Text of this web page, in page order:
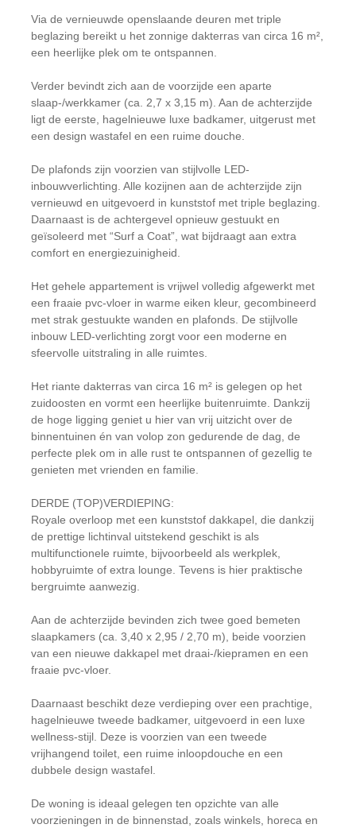
Via de vernieuwde openslaande deuren met triple
beglazing bereikt u het zonnige dakterras van circa 16 m²,
een heerlijke plek om te ontspannen.
Verder bevindt zich aan de voorzijde een aparte
slaap-/werkkamer (ca. 2,7 x 3,15 m). Aan de achterzijde
ligt de eerste, hagelnieuwe luxe badkamer, uitgerust met
een design wastafel en een ruime douche.
De plafonds zijn voorzien van stijlvolle LED-
inbouwverlichting. Alle kozijnen aan de achterzijde zijn
vernieuwd en uitgevoerd in kunststof met triple beglazing.
Daarnaast is de achtergevel opnieuw gestuukt en
geïsoleerd met “Surf a Coat”, wat bijdraagt aan extra
comfort en energiezuinigheid.
Het gehele appartement is vrijwel volledig afgewerkt met
een fraaie pvc-vloer in warme eiken kleur, gecombineerd
met strak gestuukte wanden en plafonds. De stijlvolle
inbouw LED-verlichting zorgt voor een moderne en
sfeervolle uitstraling in alle ruimtes.
Het riante dakterras van circa 16 m² is gelegen op het
zuidoosten en vormt een heerlijke buitenruimte. Dankzij
de hoge ligging geniet u hier van vrij uitzicht over de
binnentuinen én van volop zon gedurende de dag, de
perfecte plek om in alle rust te ontspannen of gezellig te
genieten met vrienden en familie.
DERDE (TOP)VERDIEPING:
Royale overloop met een kunststof dakkapel, die dankzij
de prettige lichtinval uitstekend geschikt is als
multifunctionele ruimte, bijvoorbeeld als werkplek,
hobbyruimte of extra lounge. Tevens is hier praktische
bergruimte aanwezig.
Aan de achterzijde bevinden zich twee goed bemeten
slaapkamers (ca. 3,40 x 2,95 / 2,70 m), beide voorzien
van een nieuwe dakkapel met draai-/kiepramen en een
fraaie pvc-vloer.
Daarnaast beschikt deze verdieping over een prachtige,
hagelnieuwe tweede badkamer, uitgevoerd in een luxe
wellness-stijl. Deze is voorzien van een tweede
vrijhangend toilet, een ruime inloopdouche en een
dubbele design wastafel.
De woning is ideaal gelegen ten opzichte van alle
voorzieningen in de binnenstad, zoals winkels, horeca en